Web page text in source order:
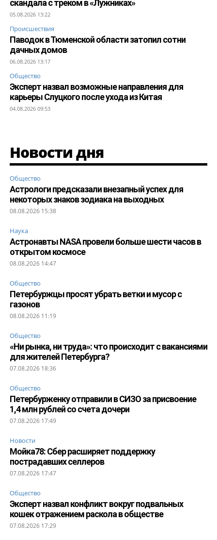
скандала с треком в «Лужниках»
05.08.2026 13:22
Происшествия
Паводок в Тюменской области затопил сотни
дачных домов
06.08.2026 13:17
Общество
Эксперт назвал возможные направления для
карьеры Слуцкого после ухода из Китая
04.08.2026 09:53
Новости дня
Общество
Астрологи предсказали внезапный успех для
некоторых знаков зодиака на выходных
08.08.2026 15:38
Наука
Астронавты NASA провели больше шести часов в
открытом космосе
08.08.2026 14:47
Общество
Петербуржцы просят убрать ветки и мусор с
газонов
08.08.2026 11:19
Общество
«Ни рынка, ни труда»: что происходит с вакансиями
для жителей Петербурга?
07.08.2026 18:36
Общество
Петербурженку отправили в СИЗО за присвоение
1,4 млн рублей со счета дочери
07.08.2026 17:49
Новости
Мойка78: Сбер расширяет поддержку
пострадавших селлеров
07.08.2026 17:47
Общество
Эксперт назвал конфликт вокруг подвальных
кошек отражением раскола в обществе
07.08.2026 17:29